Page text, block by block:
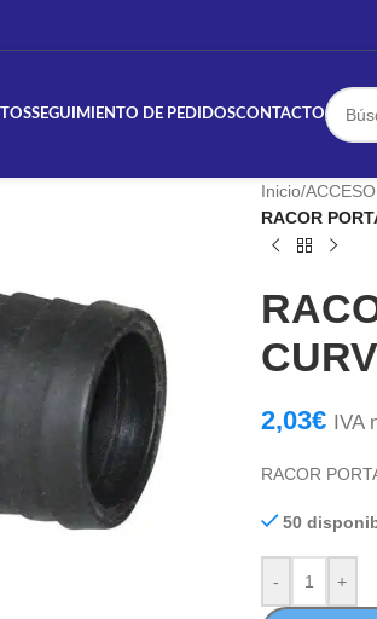
SEGUIMIENTO DE PEDIDOSCONTACTO
Inicio/
RACOR
2,03€ IVA
RACOR
50
- +